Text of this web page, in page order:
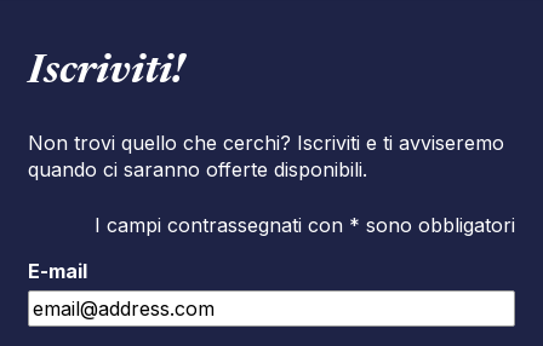
Iscriviti!
Non trovi quello che cerchi? Iscriviti e ti avviseremo
quando ci saranno offerte disponibili.
I campi contrassegnati con * sono obbligatori
E-mail